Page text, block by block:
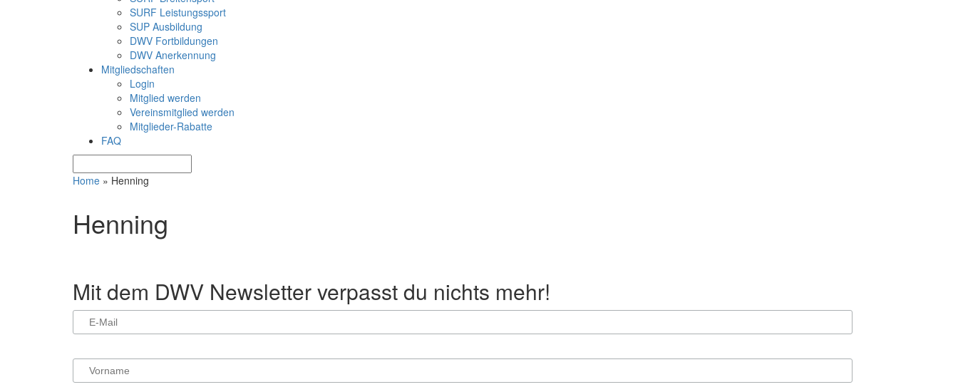
SURF Leistungssport
SUP Ausbildung
DWV Fortbildungen
DWV Anerkennung
Mitgliedschaften
Login
Mitglied werden
Vereinsmitglied werden
Mitglieder-Rabatte
FAQ
Home » Henning
Henning
Mit dem DWV Newsletter verpasst du nichts mehr!